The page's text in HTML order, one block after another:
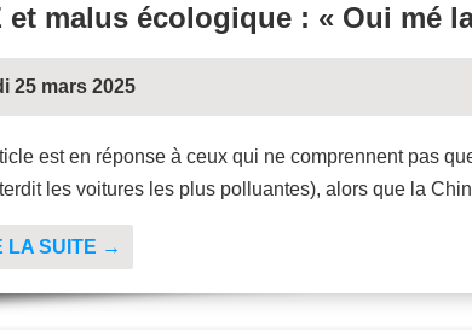
et malus écologique : « Oui mé
25 mars 2025
est en réponse à ceux qui ne comprennent pas
les voitures les plus polluantes), alors que la
LA SUITE →